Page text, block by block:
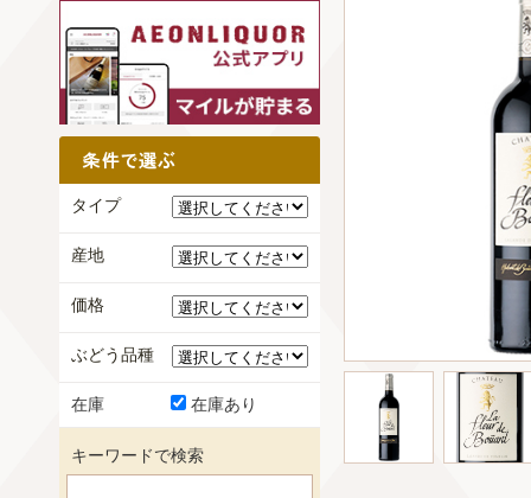
タイプ
産地
価格
ぶどう品種
在庫 在庫あり
キーワードで検索